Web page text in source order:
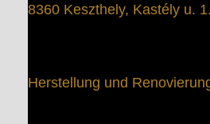
8360 Keszthely, Kastély u. 1.
Herstellung und